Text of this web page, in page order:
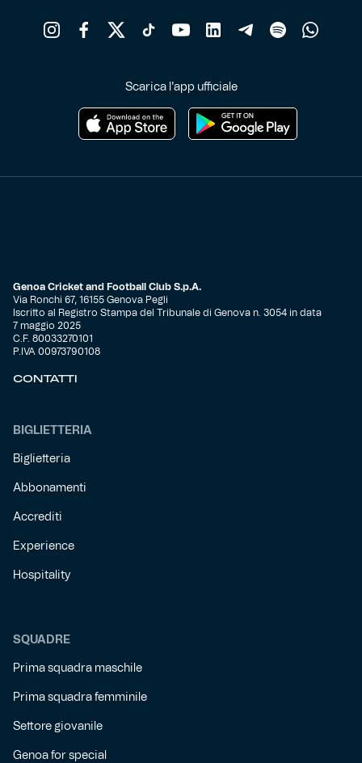
Scarica l'app ufficiale
Genoa Cricket and Football Club S.p.A.
Via Ronchi 67, 16155 Genova Pegli
Iscritto al Registro Stampa del Tribunale di Genova n. 3054 in data
7 maggio 2025
C.F. 80033270101
P.IVA 00973790108
CONTATTI
BIGLIETTERIA
Biglietteria
Abbonamenti
Accrediti
Experience
Hospitality
SQUADRE
Prima squadra maschile
Prima squadra femminile
Settore giovanile
Genoa for special